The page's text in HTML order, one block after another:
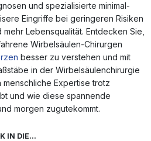
und spezialisierte minimal-
Eingriffe bei geringeren Risiken
Lebensqualität. Entdecken Sie,
Wirbelsäulen-Chirurgen
besser zu verstehen und mit
in der Wirbelsäulenchirurgie
menschliche Expertise trotz
und wie diese spannende
morgen zugutekommt.
IN DIE...